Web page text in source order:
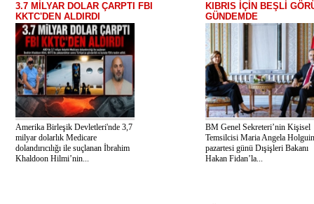
3.7 MİLYAR DOLAR ÇARPTI FBI
KKTC'DEN ALDIRDI
Amerika Birleşik Devletleri'nde 3,7
milyar dolarlık Medicare
dolandırıcılığı ile suçlanan İbrahim
Khaldoon Hilmi’nin...
KIBRIS İÇİN BEŞLİ
GÜNDEMDE
BM Genel Sekreteri’nin Kişisel
Temsilcisi Maria Angela
pazartesi günü Dışişleri Bakanı
Hakan Fidan’la...